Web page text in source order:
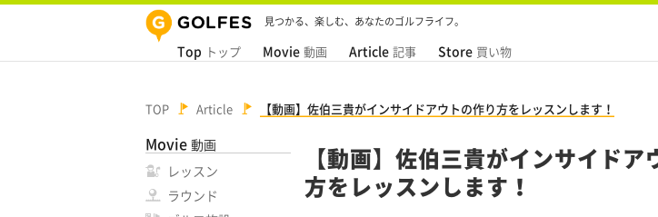
見つかる、楽しむ、あなたのゴルフライフ。
Top トップ Movie 動画 Article 記事 Store 買い物
TOP Article 【動画】佐伯三貴がインサイドアウトの作り方をレッスンします！
Movie 動画
レッスン
ラウンド
【動画】佐伯三貴がインサイドア
方をレッスンします！